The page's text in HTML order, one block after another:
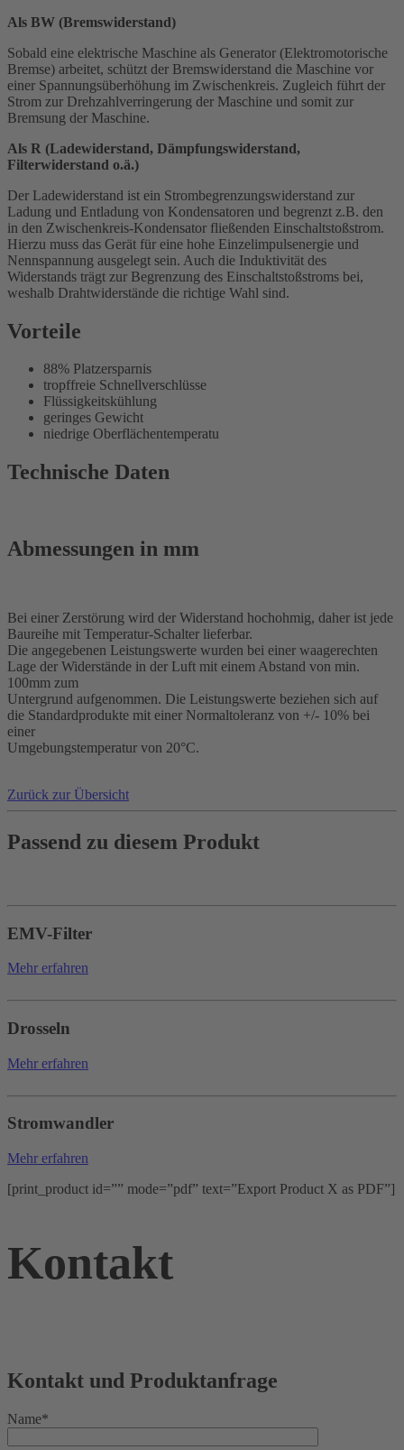
Als BW (Bremswiderstand)
Sobald eine elektrische Maschine als Generator (Elektromotorische
Bremse) arbeitet, schützt der Bremswiderstand die Maschine vor
einer Spannungsüberhöhung im Zwischenkreis. Zugleich führt der
Strom zur Drehzahlverringerung der Maschine und somit zur
Bremsung der Maschine.
Als R (Ladewiderstand, Dämpfungswiderstand,
Filterwiderstand o.ä.)
Der Ladewiderstand ist ein Strombegrenzungswiderstand zur
Ladung und Entladung von Kondensatoren und begrenzt z.B. den
in den Zwischenkreis-Kondensator fließenden Einschaltstoßstrom.
Hierzu muss das Gerät für eine hohe Einzelimpulsenergie und
Nennspannung ausgelegt sein. Auch die Induktivität des
Widerstands trägt zur Begrenzung des Einschaltstoßstroms bei,
weshalb Drahtwiderstände die richtige Wahl sind.
Vorteile
88% Platzersparnis
tropffreie Schnellverschlüsse
Flüssigkeitskühlung
geringes Gewicht
niedrige Oberflächentemperatu
Technische Daten
Abmessungen in mm
Bei einer Zerstörung wird der Widerstand hochohmig, daher ist jede
Baureihe mit Temperatur-Schalter lieferbar.
Die angegebenen Leistungswerte wurden bei einer waagerechten
Lage der Widerstände in der Luft mit einem Abstand von min.
100mm zum
Untergrund aufgenommen. Die Leistungswerte beziehen sich auf
die Standardprodukte mit einer Normaltoleranz von +/- 10% bei
einer
Umgebungstemperatur von 20°C.
Zurück zur Übersicht
Passend zu diesem Produkt
EMV-Filter
Mehr erfahren
Drosseln
Mehr erfahren
Stromwandler
Mehr erfahren
[print_product id=”” mode=”pdf” text=”Export Product X as PDF”]
Kontakt
Kontakt und Produktanfrage
Name*